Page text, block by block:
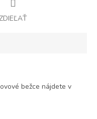
bežce nájdete v